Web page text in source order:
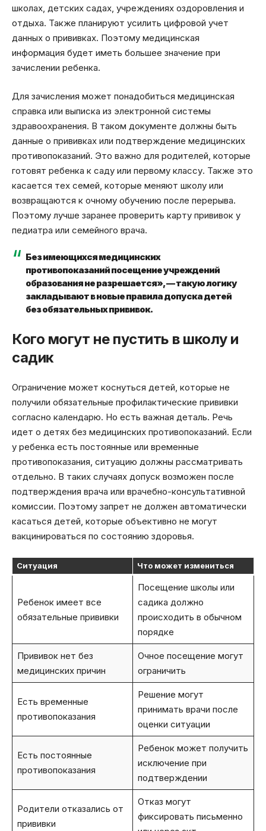
школах, детских садах, учреждениях оздоровления и
отдыха. Также планируют усилить цифровой учет
данных о прививках. Поэтому медицинская
информация будет иметь большее значение при
зачислении ребенка.
Для зачисления может понадобиться медицинская
справка или выписка из электронной системы
здравоохранения. В таком документе должны быть
данные о прививках или подтверждение медицинских
противопоказаний. Это важно для родителей, которые
готовят ребенка к саду или первому классу. Также это
касается тех семей, которые меняют школу или
возвращаются к очному обучению после перерыва.
Поэтому лучше заранее проверить карту прививок у
педиатра или семейного врача.
Без имеющихся медицинских
противопоказаний посещение учреждений
образования не разрешается», — такую логику
закладывают в новые правила допуска детей
без обязательных прививок.
Кого могут не пустить в школу и
садик
Ограничение может коснуться детей, которые не
получили обязательные профилактические прививки
согласно календарю. Но есть важная деталь. Речь
идет о детях без медицинских противопоказаний. Если
у ребенка есть постоянные или временные
противопоказания, ситуацию должны рассматривать
отдельно. В таких случаях допуск возможен после
подтверждения врача или врачебно-консультативной
комиссии. Поэтому запрет не должен автоматически
касаться детей, которые объективно не могут
вакцинироваться по состоянию здоровья.
Ситуация Что может измениться
Ребенок имеет все
обязательные прививки
Посещение школы или
садика должно
происходить в обычном
порядке
Прививок нет без
медицинских причин
Очное посещение могут
ограничить
Есть временные
противопоказания
Решение могут
принимать врачи после
оценки ситуации
Есть постоянные
противопоказания
Ребенок может получить
исключение при
подтверждении
Родители отказались от
прививки
Отказ могут
фиксировать письменно